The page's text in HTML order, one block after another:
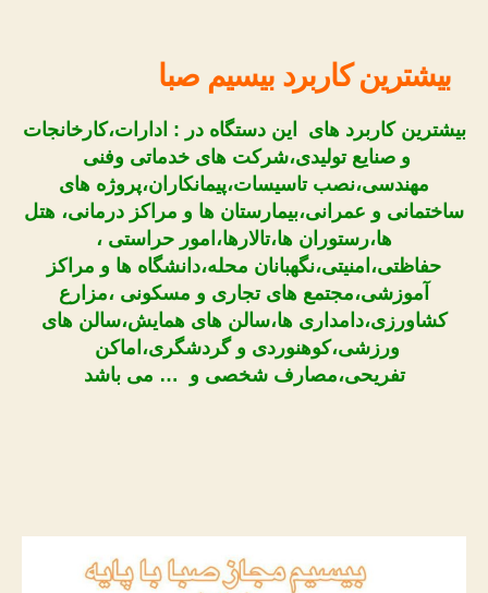
بیشترین کاربرد های این دستگاه در : ادارات،کارخانجات
و صنایع تولیدی،شرکت های خدماتی وفنی
مهندسی،نصب تاسیسات،پیمانکاران،پروژه های
ساختمانی و عمرانی،بیمارستان ها و مراکز درمانی، هتل
ها،رستوران ها،تالارها،امور حراستی ،
حفاظتی،امنیتی،نگهبانان محله،دانشگاه ها و مراکز
آموزشی،مجتمع های تجاری و مسکونی ،مزارع
کشاورزی،دامداری ها،سالن های همایش،سالن های
ورزشی،کوهنوردی و گردشگری،اماکن
تفریحی،مصارف شخصی و … می باشد